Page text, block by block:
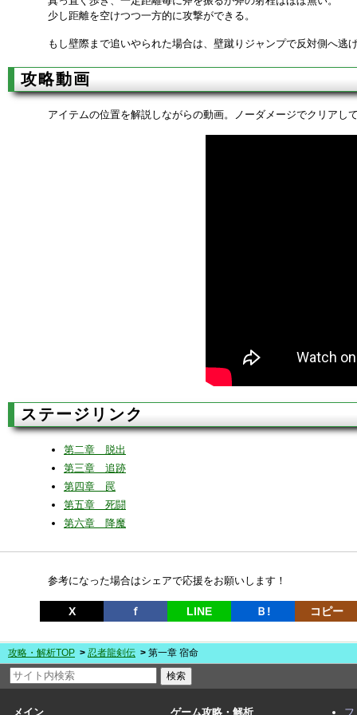
少し距離を空けつつ一方的に攻撃ができる。
もし壁際まで追いやられた場合は、壁蹴りジャンプで反対側へ逃げ
攻略動画
アイテムの位置を解説しながらの動画。ノーダメージでクリアして
ステージリンク
第二章 脱出
第三章 追跡
第四章 罠
第五章 死闘
第六章 降魔
参考になった場合はシェアで応援をお願いします！
X ｆ LINE Ｂ! コピー
攻略・解析TOP 忍者龍剣伝 第一章 宿命
メイン ゲーム攻略・解析